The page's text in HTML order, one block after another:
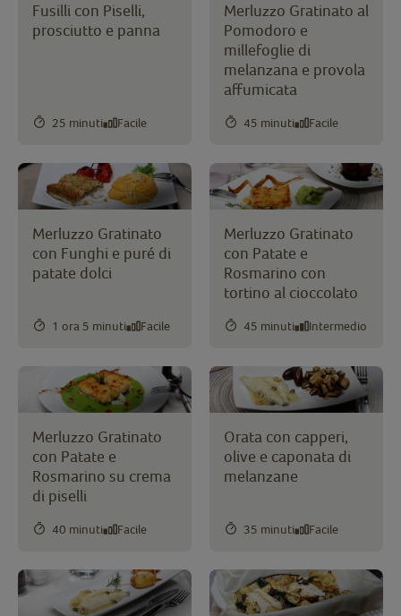
Fusilli con Piselli,
prosciutto e panna
25 minuti Facile
Merluzzo Gratinato al
Pomodoro e
millefoglie di
melanzana e provola
affumicata
45 minuti Facile
Merluzzo Gratinato
con Funghi e puré di
patate dolci
1 ora 5 minuti Facile
Merluzzo Gratinato
con Patate e
Rosmarino con
tortino al cioccolato
45 minuti Intermedio
Merluzzo Gratinato
con Patate e
Rosmarino su crema
di piselli
40 minuti Facile
Orata con capperi,
olive e caponata di
melanzane
35 minuti Facile